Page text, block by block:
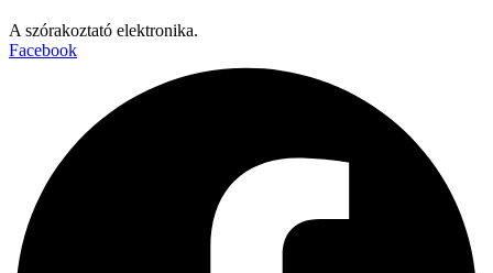
A szórakoztató elektronika.
Facebook